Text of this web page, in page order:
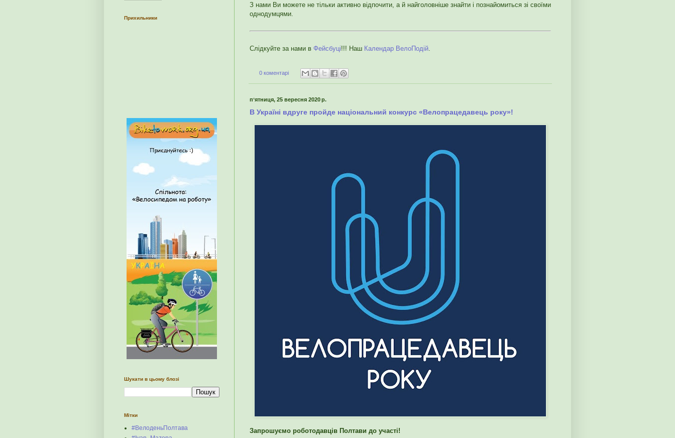
З нами Ви можете не тільки активно відпочити, а й найголовніше знайти і познайомиться зі своїми
однодумцями.
Слідкуйте за нами в Фейсбуці!!! Наш Календар ВелоПодій
0 коментарі
пʼятниця, 25 вересня 2020 р.
В Україні вдруге пройде національний конкурс «Велопрацедавець року»!
Запрошуємо роботодавців Полтави до участі!⠀
Прихильники
Шукати в цьому блозі
Мітки
#ВелоденьПолтава